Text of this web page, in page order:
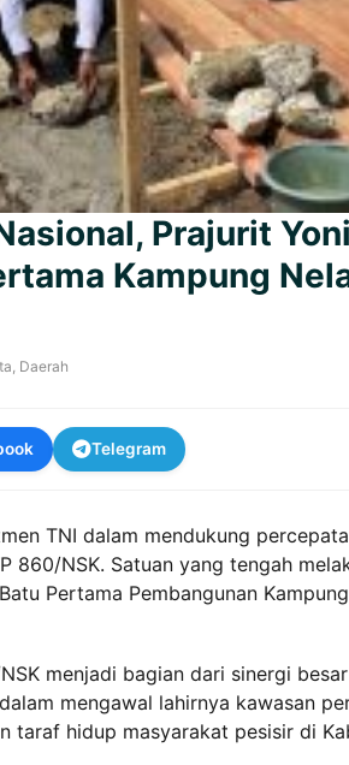
Prajurit
Kampung
Daerah
Telegram
TNI dalam mendukung
860/NSK. Satuan yang tengah
Pertama Pembangunan
menjadi bagian dari sinergi
mengawal lahirnya kawasan
taraf hidup masyarakat pesisir di